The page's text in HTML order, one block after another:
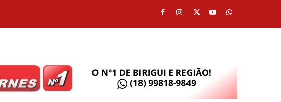
Facebook
Instagram
TwitterYoutubeWhatsapp